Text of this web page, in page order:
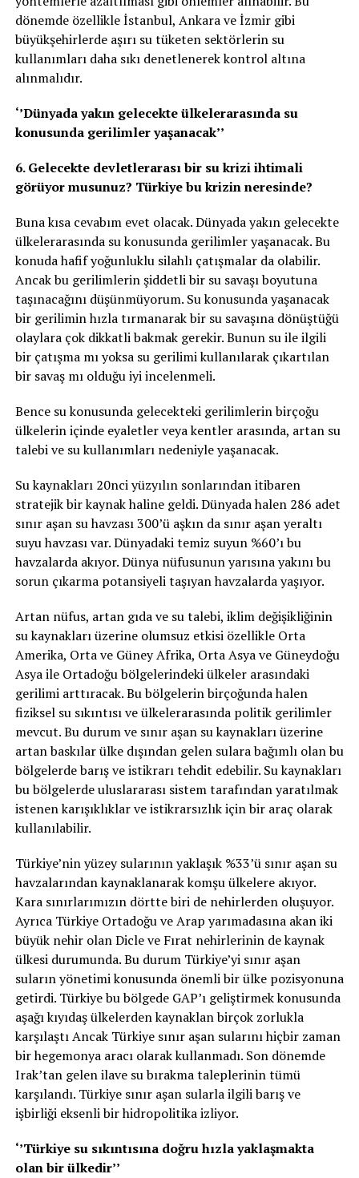
dönemde özellikle İstanbul, Ankara ve İzmir gibi
büyükşehirlerde aşırı su tüketen sektörlerin su
kullanımları daha sıkı denetlenerek kontrol altına
alınmalıdır.
‘’Dünyada yakın gelecekte ülkelerarasında su
konusunda gerilimler yaşanacak’’
6. Gelecekte devletlerarası bir su krizi ihtimali
görüyor musunuz? Türkiye bu krizin neresinde?
Buna kısa cevabım evet olacak. Dünyada yakın gelecekte
ülkelerarasında su konusunda gerilimler yaşanacak. Bu
konuda hafif yoğunluklu silahlı çatışmalar da olabilir.
Ancak bu gerilimlerin şiddetli bir su savaşı boyutuna
taşınacağını düşünmüyorum. Su konusunda yaşanacak
bir gerilimin hızla tırmanarak bir su savaşına dönüştüğü
olaylara çok dikkatli bakmak gerekir. Bunun su ile ilgili
bir çatışma mı yoksa su gerilimi kullanılarak çıkartılan
bir savaş mı olduğu iyi incelenmeli.
Bence su konusunda gelecekteki gerilimlerin birçoğu
ülkelerin içinde eyaletler veya kentler arasında, artan su
talebi ve su kullanımları nedeniyle yaşanacak.
Su kaynakları 20nci yüzyılın sonlarından itibaren
stratejik bir kaynak haline geldi. Dünyada halen 286 adet
sınır aşan su havzası 300’ü aşkın da sınır aşan yeraltı
suyu havzası var. Dünyadaki temiz suyun %60’ı bu
havzalarda akıyor. Dünya nüfusunun yarısına yakını bu
sorun çıkarma potansiyeli taşıyan havzalarda yaşıyor.
Artan nüfus, artan gıda ve su talebi, iklim değişikliğinin
su kaynakları üzerine olumsuz etkisi özellikle Orta
Amerika, Orta ve Güney Afrika, Orta Asya ve Güneydoğu
Asya ile Ortadoğu bölgelerindeki ülkeler arasındaki
gerilimi arttıracak. Bu bölgelerin birçoğunda halen
fiziksel su sıkıntısı ve ülkelerarasında politik gerilimler
mevcut. Bu durum ve sınır aşan su kaynakları üzerine
artan baskılar ülke dışından gelen sulara bağımlı olan bu
bölgelerde barış ve istikrarı tehdit edebilir. Su kaynakları
bu bölgelerde uluslararası sistem tarafından yaratılmak
istenen karışıklıklar ve istikrarsızlık için bir araç olarak
kullanılabilir.
Türkiye’nin yüzey sularının yaklaşık %33’ü sınır aşan su
havzalarından kaynaklanarak komşu ülkelere akıyor.
Kara sınırlarımızın dörtte biri de nehirlerden oluşuyor.
Ayrıca Türkiye Ortadoğu ve Arap yarımadasına akan iki
büyük nehir olan Dicle ve Fırat nehirlerinin de kaynak
ülkesi durumunda. Bu durum Türkiye’yi sınır aşan
suların yönetimi konusunda önemli bir ülke pozisyonuna
getirdi. Türkiye bu bölgede GAP’ı geliştirmek konusunda
aşağı kıyıdaş ülkelerden kaynaklan birçok zorlukla
karşılaştı Ancak Türkiye sınır aşan sularını hiçbir zaman
bir hegemonya aracı olarak kullanmadı. Son dönemde
Irak’tan gelen ilave su bırakma taleplerinin tümü
karşılandı. Türkiye sınır aşan sularla ilgili barış ve
işbirliği eksenli bir hidropolitika izliyor.
‘’Türkiye su sıkıntısına doğru hızla yaklaşmakta
olan bir ülkedir’’